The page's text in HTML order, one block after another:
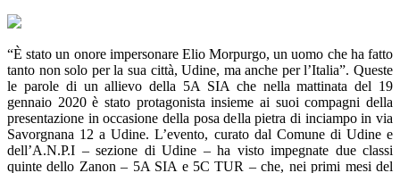
“È stato un onore impersonare Elio Morpurgo, un uomo che ha fatto
tanto non solo per la sua città, Udine, ma anche per l’Italia”. Queste
le parole di un allievo della 5A SIA che nella mattinata del 19
gennaio 2020 è stato protagonista insieme ai suoi compagni della
presentazione in occasione della posa della pietra di inciampo in via
Savorgnana 12 a Udine. L’evento, curato dal Comune di Udine e
dell’A.N.P.I – sezione di Udine – ha visto impegnate due classi
quinte dello Zanon – 5A SIA e 5C TUR – che, nei primi mesi del